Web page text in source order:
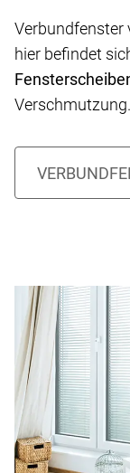
Verbundfenster
hier befindet
Verschmutzung.